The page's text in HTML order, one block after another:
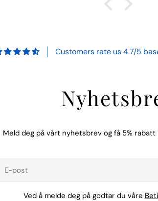
Customers rate us 4.7/5
Meld deg på vårt nyhetsbrev og få 5%
post
Ved å melde deg på godtar du våre